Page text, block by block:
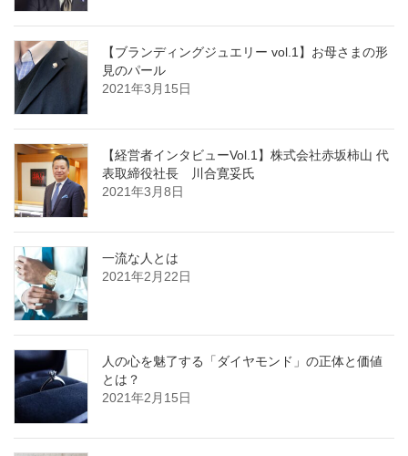
【ブランディングジュエリー vol.1】お母さまの形
見のパール
2021年3月15日
【経営者インタビューVol.1】株式会社赤坂柿山 代
表取締役社長 川合寛妥氏
2021年3月8日
一流な人とは
2021年2月22日
人の心を魅了する「ダイヤモンド」の正体と価値
とは？
2021年2月15日